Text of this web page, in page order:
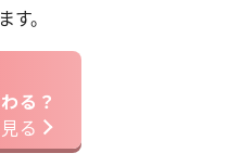
。
る？
る